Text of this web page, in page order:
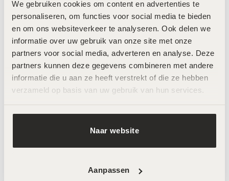
We gebruiken cookies om content en advertenties te
personaliseren, om functies voor social media te bieden
en om ons websiteverkeer te analyseren. Ook delen we
informatie over uw gebruik van onze site met onze
partners voor social media, adverteren en analyse. Deze
partners kunnen deze gegevens combineren met andere
informatie die u aan ze heeft verstrekt of die ze hebben
verzameld op basis van uw gebruik van hun services.
Naar website
Aanpassen
Anna Nooshin
LOOK AT THAT GLOW
Babe @annanooshin
is groot fan van de behandelingen bij